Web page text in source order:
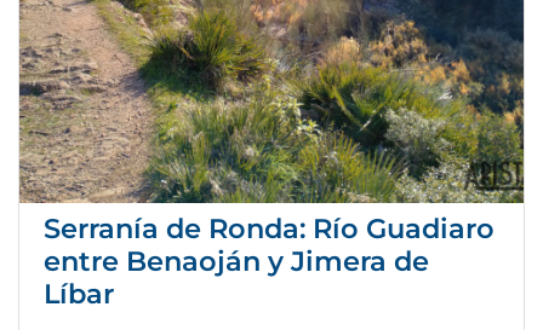
Serranía de Ronda: Río Guadiaro
entre Benaoján y Jimera de
Líbar